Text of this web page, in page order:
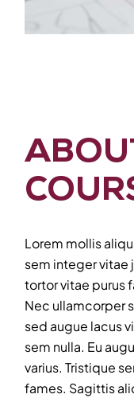
Lorem mollis
sem integer vitae
tortor vitae purus
Nec ullamcorper
sed augue lacus
sem nulla. Eu
varius. Tristique
fames. Sagittis